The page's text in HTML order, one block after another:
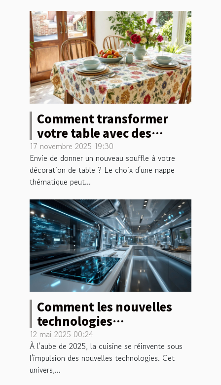
Comment transformer
votre table avec des
nappes thématiques ?
17 novembre 2025 19:30
Envie de donner un nouveau souffle à votre
décoration de table ? Le choix d'une nappe
thématique peut...
Comment les nouvelles
technologies
révolutionnent les
appareils de cuisine en
2025
12 mai 2025 00:24
À l'aube de 2025, la cuisine se réinvente sous
l'impulsion des nouvelles technologies. Cet
univers,...